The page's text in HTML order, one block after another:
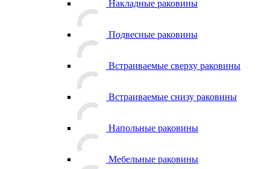
Накладные раковины
Подвесные раковины
Встраиваемые сверху раковины
Встраиваемые снизу раковины
Напольные раковины
Мебельные раковины